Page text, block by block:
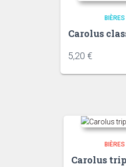
BIÈRES
Carolus
5,20 €
BIÈRES
Carolus